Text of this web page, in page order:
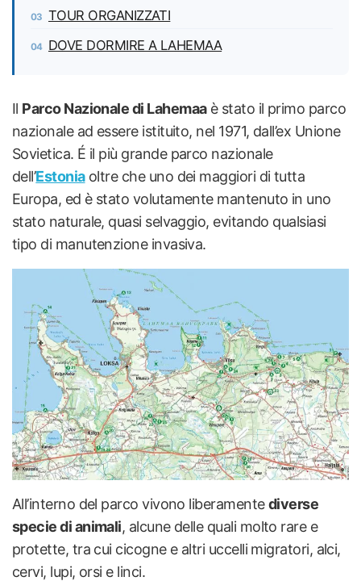
TOUR ORGANIZZATI
DOVE DORMIRE A LAHEMAA
Il Parco Nazionale di Lahemaaè stato il primo parco
nazionale ad essere istituito, nel 1971, dall’ex Unione
Sovietica. É il più grande parco nazionale
dell’Estoniaoltre che uno dei maggiori di tutta
Europa, ed è stato volutamente mantenuto in uno
stato naturale, quasi selvaggio, evitando qualsiasi
tipo di manutenzione invasiva.
All’interno del parco vivono liberamentediverse
specie di animali, alcune delle quali molto rare e
protette, tra cui cicogne e altri uccelli migratori, alci,
cervi, lupi, orsi e linci.